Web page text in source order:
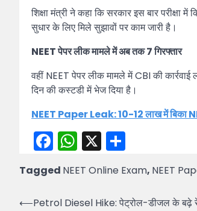
शिक्षा मंत्री ने कहा कि सरकार इस बार परीक्षा
सुधार के लिए मिले सुझावों पर काम जारी है।
NEET पेपर लीक मामले में अब तक 7 गिरफ्तार
वहीं NEET पेपर लीक मामले में CBI की कार्रवाई
दिन की कस्टडी में भेज दिया है।
NEET Paper Leak: 10-12 लाख में
Facebook
WhatsApp
X
Tagged NEET Online Exam, NEET
Post
⟵Petrol Diesel Hike: पेट्रोल-डीजल के बढ़े